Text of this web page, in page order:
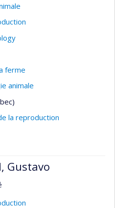
ferme
animale
la reproduction
Gustavo